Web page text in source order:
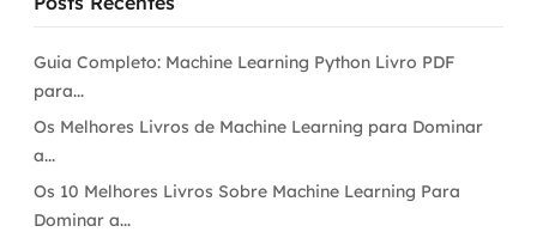
Guia Completo: Machine Learning Python Livro PDF
para...
Os Melhores Livros de Machine Learning para Dominar
a...
Os 10 Melhores Livros Sobre Machine Learning Para
Dominar a...